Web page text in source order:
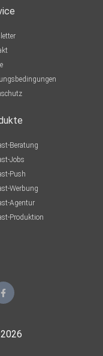
Beratung
Jobs
Push
Werbung
Agentur
Produktion